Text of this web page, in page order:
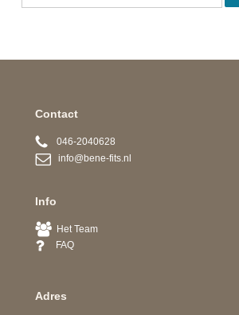
Contact
046-2040628
info@bene-fits.nl
Info
Het Team
FAQ
Adres